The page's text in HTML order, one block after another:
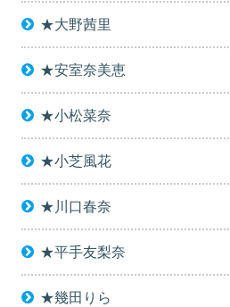
★大野茜里
★安室奈美恵
★小松菜奈
★小芝風花
★川口春奈
★平手友梨奈
★幾田りら